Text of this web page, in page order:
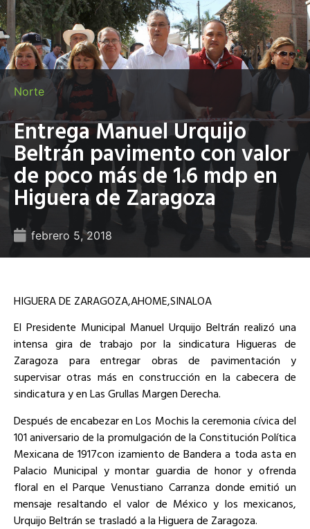
Norte
Entrega Manuel Urquijo
Beltrán pavimento con valor
de poco más de 1.6 mdp en
Higuera de Zaragoza
febrero 5, 2018
HIGUERA DE ZARAGOZA,AHOME,SINALOA
El Presidente Municipal Manuel Urquijo Beltrán realizó una
intensa gira de trabajo por la sindicatura Higueras de
Zaragoza para entregar obras de pavimentación y
supervisar otras más en construcción en la cabecera de
sindicatura y en Las Grullas Margen Derecha.
Después de encabezar en Los Mochis la ceremonia cívica del
101 aniversario de la promulgación de la Constitución Política
Mexicana de 1917con izamiento de Bandera a toda asta en
Palacio Municipal y montar guardia de honor y ofrenda
floral en el Parque Venustiano Carranza donde emitió un
mensaje resaltando el valor de México y los mexicanos,
Urquijo Beltrán se trasladó a la Higuera de Zaragoza.